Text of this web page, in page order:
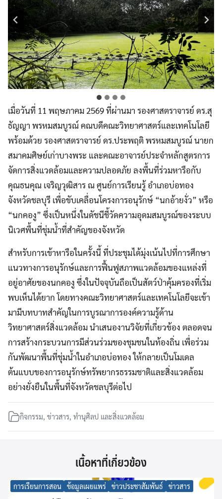
เมื่อวันที่ 11 พฤษภาคม 2569 ที่ผ่านมา รองศาสตราจารย์ ดร.สุ
ธัญญา พรหมสมบูรณ์ คณบดีคณะวิทยาศาสตร์และเทคโนโลยี
พร้อมด้วย รองศาสตราจารย์ ดร.ประพฤติ พรหมสมบูรณ์ นายก
สมาคมศิษย์เก่าบางพระ และคณะอาจารย์ประจำหลักสูตรการ
จัดการสิ่งแวดล้อมและความปลอดภัย ลงพื้นที่ร่วมหารือกับ
คุณธนคุณ เจริญวุฒิสาร ณ ศูนย์การเรียนรู้ อำเภอบ่อทอง
จังหวัดชลบุรี เพื่อขับเคลื่อนโครงการอนุรักษ์ “นกอ้ายงั่ว” หรือ
“นกคองู” ซึ่งเป็นหนึ่งในดัชนีชี้วัดความอุดมสมบูรณ์ของระบบ
นิเวศพื้นที่ชุ่มน้ำที่สำคัญของจังหวัด
สำหรับการเข้าหารือในครั้งนี้ ที่ประชุมได้มุ่งเน้นไปที่การศึกษา
แนวทางการอนุรักษ์และการฟื้นฟูสภาพแวดล้อมของแหล่งที่
อยู่อาศัยของนกคองู ซึ่งในปัจจุบันถือเป็นสัตว์ป่าคุ้มครองที่เริ่ม
พบเห็นได้ยาก โดยทางคณะวิทยาศาสตร์และเทคโนโลยีจะเข้า
มามีบทบาทสำคัญในการบูรณาการองค์ความรู้ด้าน
วิทยาศาสตร์สิ่งแวดล้อม นำเสนองานวิจัยที่เกี่ยวข้อง ตลอดจน
การสร้างกระบวนการมีส่วนร่วมของชุมชนในท้องถิ่น เพื่อร่วม
กันพัฒนาพื้นที่ชุ่มน้ำในอำเภอบ่อทอง ให้กลายเป็นโมเดล
ต้นแบบของการอนุรักษ์ทรัพยากรธรรมชาติและสิ่งแวดล้อม
อย่างยั่งยืนในพื้นที่จังหวัดชลบุรีต่อไป
กิจกรรม, ข่าวสาร, ทำนุศิลป และสิ่งแวดล้อม
เนื้อหาที่เกี่ยวข้อง
การเรียนการสอน ข้อมูลเผยแพร่ ข่าวประชาสัมพันธ์ ข่าวสาร